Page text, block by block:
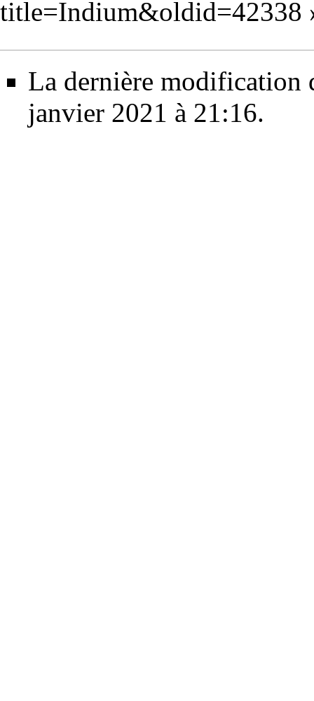
title=Indium&oldid=42338
La dernière modification
janvier 2021 à 21:16.